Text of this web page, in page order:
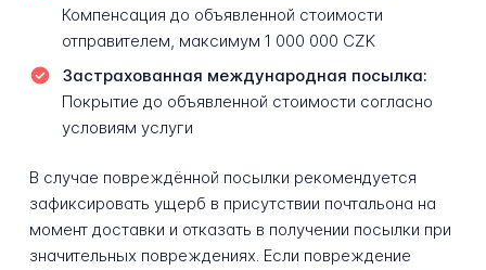
Компенсация до объявленной стоимости
отправителем, максимум 1 000 000 CZK
Застрахованная международная посылка:
Покрытие до объявленной стоимости согласно
условиям услуги
В случае повреждённой посылки рекомендуется
зафиксировать ущерб в присутствии почтальона на
момент доставки и отказать в получении посылки при
значительных повреждениях. Если повреждение